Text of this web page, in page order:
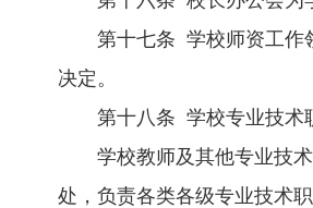
第十七条 学校师资工作
决定。
第十八条 学校专业技术
学校教师及其他专业技
处，负责各类各级专业技术